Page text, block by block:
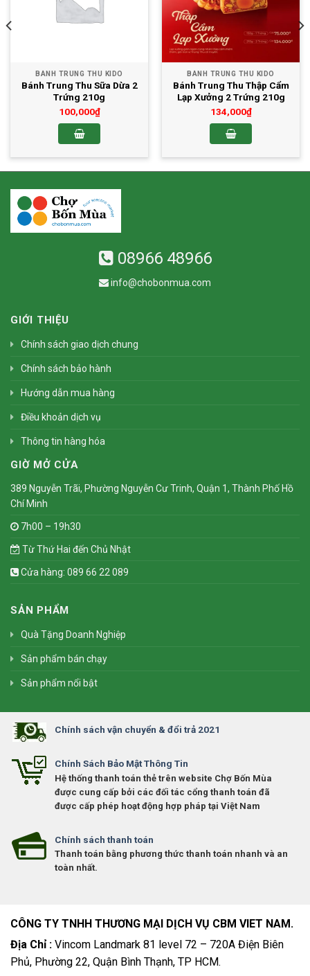
BÁNH TRUNG THU KIDO
Bánh Trung Thu Sữa Dừa 2
Trứng 210g
100,000₫
BÁNH TRUNG THU KIDO
Bánh Trung Thu Thập Cẩm
Lạp Xưởng 2 Trứng 210g
134,000₫
08966 48966
info@chobonmua.com
GIỚI THIỆU
Chính sách giao dịch chung
Chính sách bảo hành
Hướng dẫn mua hàng
Điều khoản dịch vụ
Thông tin hàng hóa
GIỜ MỞ CỬA
389 Nguyễn Trãi, Phường Nguyễn Cư Trinh, Quận 1, Thành Phố Hồ
Chí Minh
7h00 – 19h30
Từ Thứ Hai đến Chủ Nhật
Cửa hàng: 089 66 22 089
SẢN PHẨM
Quà Tặng Doanh Nghiệp
Sản phẩm bán chạy
Sản phẩm nổi bật
Chính sách vận chuyển & đổi trả 2021
Chính Sách Bảo Mật Thông Tin
Hệ thống thanh toán thẻ trên website Chợ Bốn Mùa
được cung cấp bởi các đối tác cổng thanh toán đã
được cấp phép hoạt động hợp pháp tại Việt Nam
Chính sách thanh toán
Thanh toán bằng phương thức thanh toán nhanh và an
toàn nhất.
CÔNG TY TNHH THƯƠNG MẠI DỊCH VỤ CBM VIET NAM.
Địa Chỉ : Vincom Landmark 81 level 72 – 720A Điện Biên
Phủ, Phường 22, Quận Bình Thạnh, TP HCM.